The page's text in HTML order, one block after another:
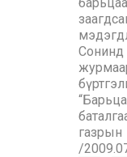
Сонинд
/